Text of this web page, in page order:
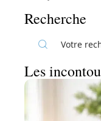
Recherche
Les